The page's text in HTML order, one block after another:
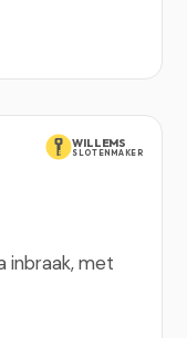
WILLEMS
SLOTENMAKER
inbraak, met